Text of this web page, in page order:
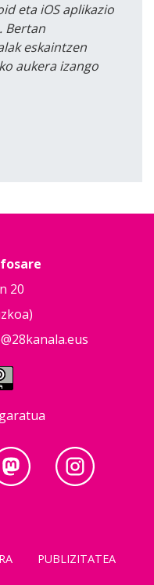
eta iOS aplikazio
Bertan
eskaintzen
aukera izango
20
PUBLIZITATEA